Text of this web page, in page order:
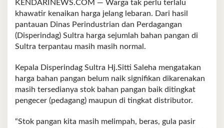
KENDARINEWS.COM — Warga tak perlu terlalu
khawatir kenaikan harga jelang lebaran. Dari hasil
pantauan Dinas Perindustrian dan Perdagangan
(Disperindag) Sultra harga sejumlah bahan pangan di
Sultra terpantau masih masih normal.
Kepala Disperindag Sultra Hj.Sitti Saleha mengatakan
harga bahan pangan belum naik signifikan dikarenakan
masih tersedianya stok bahan pangan baik ditingkat
pengecer (pedagang) maupun di tingkat distributor.
“Stok pangan kita masih melimpah, beras, gula pasir